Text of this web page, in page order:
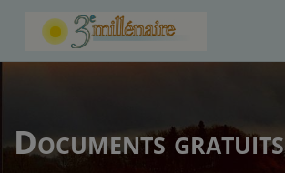
Documents gratuits